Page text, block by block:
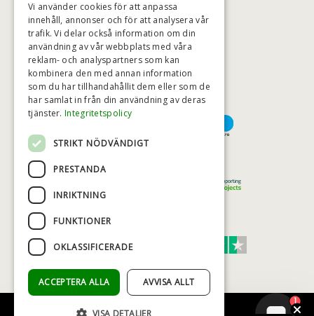
HÖGSTA KREDITVÄRDIGHET
BETALNINGSALTERNATIV
Vi använder cookies för att anpassa
innehåll, annonser och för att analysera vår
trafik. Vi delar också information om din
användning av vår webbplats med våra
reklam- och analyspartners som kan
kombinera den med annan information
som du har tillhandahållit dem eller som de
har samlat in från din användning av deras
tjänster. Integritetspolicy
STRIKT NÖDVÄNDIGT
PRESTANDA
INRIKTNING
FUNKTIONER
OKLASSIFICERADE
ACCEPTERA ALLA AVVISA ALLT
VISA DETALJER
1